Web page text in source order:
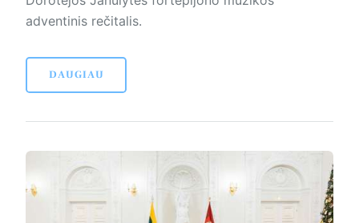
adventinis rečitalis.
DAUGIAU